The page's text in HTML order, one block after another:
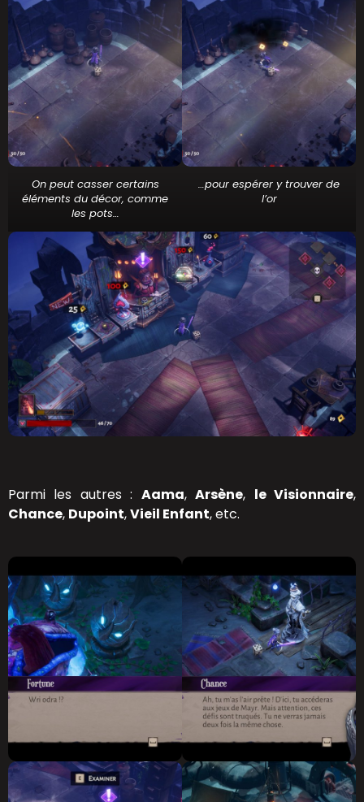
On peut casser certains
éléments du décor, comme
les pots…
…pour espérer y trouver de
l’or
Parmi les autres : Aama,Arsène, le Visionnaire,
Chance, Dupoint,Vieil Enfant, etc.